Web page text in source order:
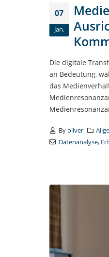
07
Jan.
Die digitale
an Bedeutung,
das
Byoliver
Datenanalyse,